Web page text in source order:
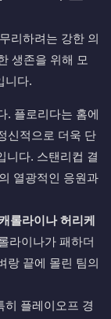
리하려는 강한 의
생존을 위해 모
니다.
. 플로리다는 홈에
신적으로 더욱 단
니다. 스탠리컵 결
열광적인 응원과
롤라이나 허리케
라이나가 패하더
랑 끝에 몰린 팀의
히 플레이오프 경